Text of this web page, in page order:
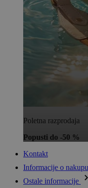
Poletna razprodaja
Popusti do -50 %
Kontakt
Informacije o nakupu
Ostale informacije